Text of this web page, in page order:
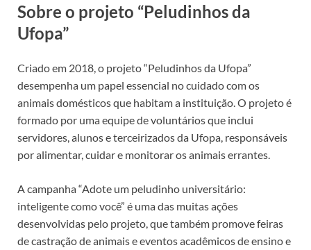
Sobre o projeto “Peludinhos da
Ufopa”
Criado em 2018, o projeto “Peludinhos da Ufopa”
desempenha um papel essencial no cuidado com os
animais domésticos que habitam a instituição. O projeto é
formado por uma equipe de voluntários que inclui
servidores, alunos e terceirizados da Ufopa, responsáveis
por alimentar, cuidar e monitorar os animais errantes.
A campanha “Adote um peludinho universitário:
inteligente como você” é uma das muitas ações
desenvolvidas pelo projeto, que também promove feiras
de castração de animais e eventos acadêmicos de ensino e